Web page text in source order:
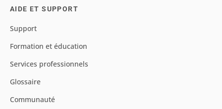
AIDE ET SUPPORT
Support
Formation et éducation
Services professionnels
Glossaire
Communauté